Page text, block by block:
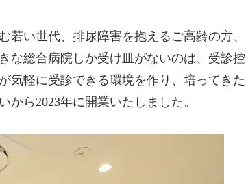
い世代、排尿障害を抱えるご高齢の方、
な総合病院しか受け皿がないのは、受診控
気軽に受診できる環境を作り、培ってきた
ら2023年に開業いたしました。